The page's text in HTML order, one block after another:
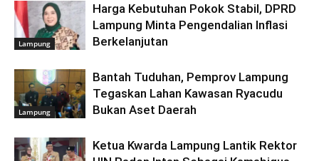
Lampung
Harga Kebutuhan Pokok Stabil, DPRD
Lampung Minta Pengendalian Inflasi
Berkelanjutan
Lampung
Bantah Tuduhan, Pemprov Lampung
Tegaskan Lahan Kawasan Ryacudu
Bukan Aset Daerah
Ketua Kwarda Lampung Lantik Rektor